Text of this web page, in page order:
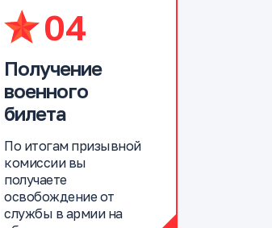
04
Получение
военного
билета
По итогам призывной
комиссии вы
получаете
освобождение от
службы в армии на